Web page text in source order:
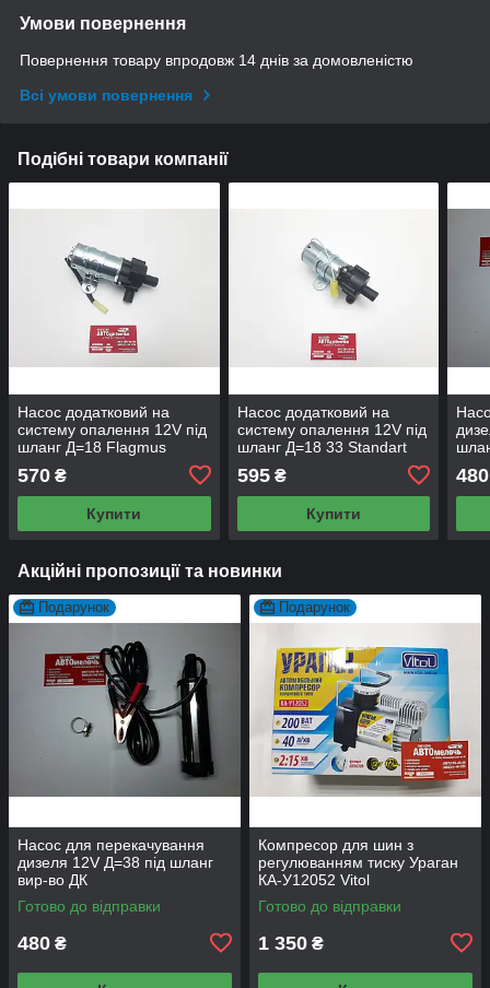
Умови повернення
Повернення товару впродовж 14 днів за домовленістю
Всі умови повернення
Подібні товари компанії
Насос додатковий на
систему опалення 12V під
шланг Д=18 Flagmus
570 ₴
Купити
Насос додатковий на
систему опалення 12V під
шланг Д=18 33 Standart
595₴
Купити
480
Акційні пропозиції та новинки
Подарунок
Насос для перекачування
дизеля 12V Д=38 під шланг
вир-во ДК
Готово до відправки
480 ₴
Подарунок
Компресор для шин з
регулюванням тиску Ураган
КА-У12052 Vitol
Готово до відправки
1 350 ₴